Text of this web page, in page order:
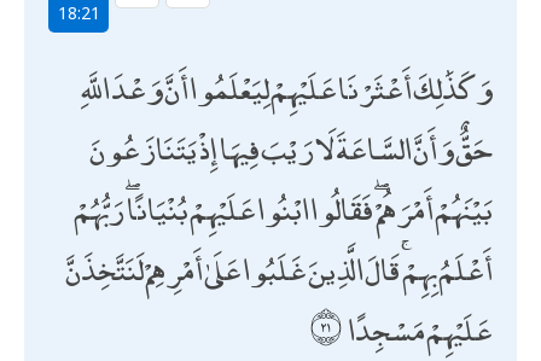
18:21
وَكَذَٰلِكَ أَعْثَرْنَا عَلَيْهِمْ لِيَعْلَمُوا أَنَّ وَعْدَ اللَّهِ
حَقٌّ وَأَنَّ السَّاعَةَ لَا رَيْبَ فِيهَا إِذْ يَتَنَازَعُونَ
بَيْنَهُمْ أَمْرَهُمْ ۖ فَقَالُوا ابْنُوا عَلَيْهِمْ بُنْيَانًا ۖ رَبُّهُمْ
أَعْلَمُ بِهِمْ ۚ قَالَ الَّذِينَ غَلَبُوا عَلَىٰ أَمْرِهِمْ لَنَتَّخِذَنَّ
عَلَيْهِمْ مَسْجِدًا